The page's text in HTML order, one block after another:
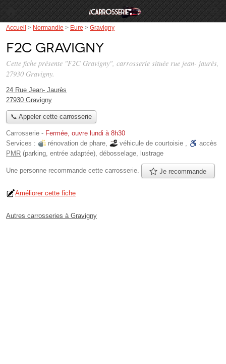
Accueil > Normandie > Eure > Gravigny
F2C Gravigny
Cette fiche présente "F2C Gravigny", carrosserie située rue jean- jaurès,
27930 Gravigny.
24 Rue Jean- Jaurès
27930 Gravigny
📞 Appeler cette carrosserie
Carrosserie - Fermée, ouvre lundi à 8h30
Services :
rénovation de phare, véhicule de courtoisie ,
accès
PMR (parking, entrée adaptée), débosselage, lustrage
Une personne recommande cette carrosserie. Je recommande
Améliorer cette fiche
Autres carrosseries à Gravigny